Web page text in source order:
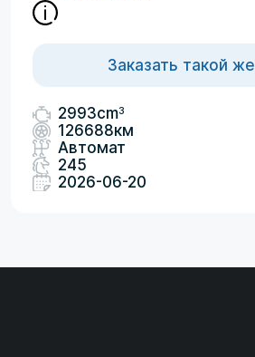
Заказать такой же
2993cm3
126688км
Автомат
245
2026-06-20